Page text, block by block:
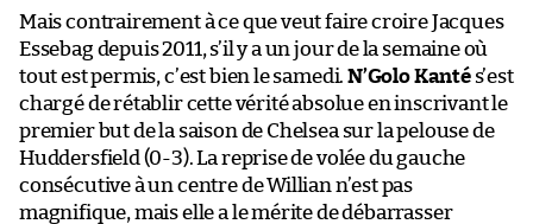
Mais contrairement à ce que veut faire croire Jacques
Essebag depuis 2011, s’il y a un jour de la semaine où
tout est permis, c’est bien le samedi. N’Golo Kantés’est
chargé de rétablir cette vérité absolue en inscrivant le
premier but de la saison de Chelsea sur la pelouse de
Huddersfield (0-3). La reprise de volée du gauche
consécutive à un centre de Willian n’est pas
magnifique, mais elle a le mérite de débarrasser